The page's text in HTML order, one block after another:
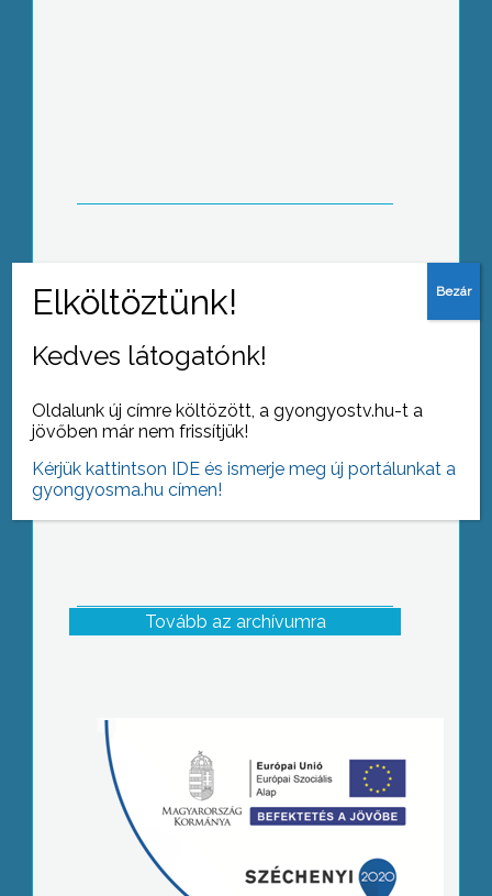
Riadó! Hőség!
Tovább az archívumra
Kedves látogatónk!
Oldalunk új címre költözött, a gyongyostv.hu-t a
jövőben már nem frissítjük!
Kérjük kattintson IDE és ismerje meg új portálunkat a
gyongyosma.hu címen!